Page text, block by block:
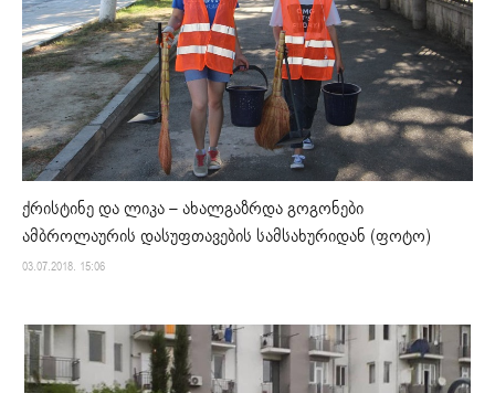
ქრისტინე და ლიკა – ახალგაზრდა გოგონები
ამბროლაურის დასუფთავების სამსახურიდან (ფოტო)
03.07.2018. 15:06